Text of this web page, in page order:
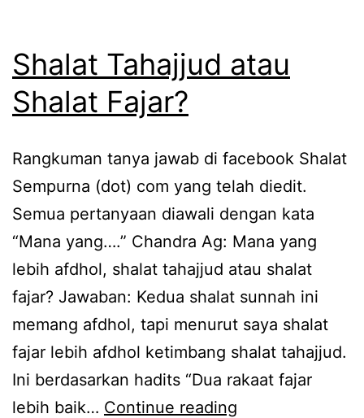
Shalat Tahajjud atau
Shalat Fajar?
Rangkuman tanya jawab di facebook Shalat
Sempurna (dot) com yang telah diedit.
Semua pertanyaan diawali dengan kata
“Mana yang….” Chandra Ag: Mana yang
lebih afdhol, shalat tahajjud atau shalat
fajar? Jawaban: Kedua shalat sunnah ini
memang afdhol, tapi menurut saya shalat
fajar lebih afdhol ketimbang shalat tahajjud.
Ini berdasarkan hadits “Dua rakaat fajar
lebih baik… Continue reading